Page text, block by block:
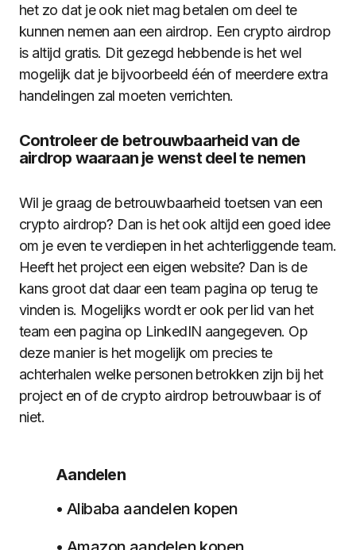
het zo dat je ook niet mag betalen om deel te
kunnen nemen aan een airdrop. Een crypto airdrop
is altijd gratis. Dit gezegd hebbende is het wel
mogelijk dat je bijvoorbeeld één of meerdere extra
handelingen zal moeten verrichten.
Controleer de betrouwbaarheid van de
airdrop waaraan je wenst deel te nemen
Wil je graag de betrouwbaarheid toetsen van een
crypto airdrop? Dan is het ook altijd een goed idee
om je even te verdiepen in het achterliggende team.
Heeft het project een eigen website? Dan is de
kans groot dat daar een team pagina op terug te
vinden is. Mogelijks wordt er ook per lid van het
team een pagina op LinkedIN aangegeven. Op
deze manier is het mogelijk om precies te
achterhalen welke personen betrokken zijn bij het
project en of de crypto airdrop betrouwbaar is of
niet.
Aandelen
• Alibaba aandelen kopen